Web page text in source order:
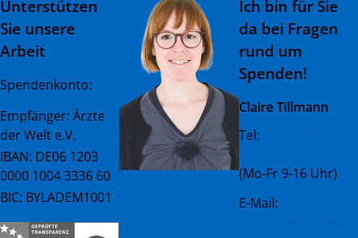
Unterstützen
Sie unsere
Arbeit
Spendenkonto:
Empfänger: Ärzte
der Welt e.V.
IBAN: DE06 1203
0000 1004 3336 60
BIC: BYLADEM1001
Ich bin für Sie
da bei Fragen
rund um
Spenden!
Claire Tillmann
Tel:
(Mo-Fr 9-16 Uhr)
E-Mail: